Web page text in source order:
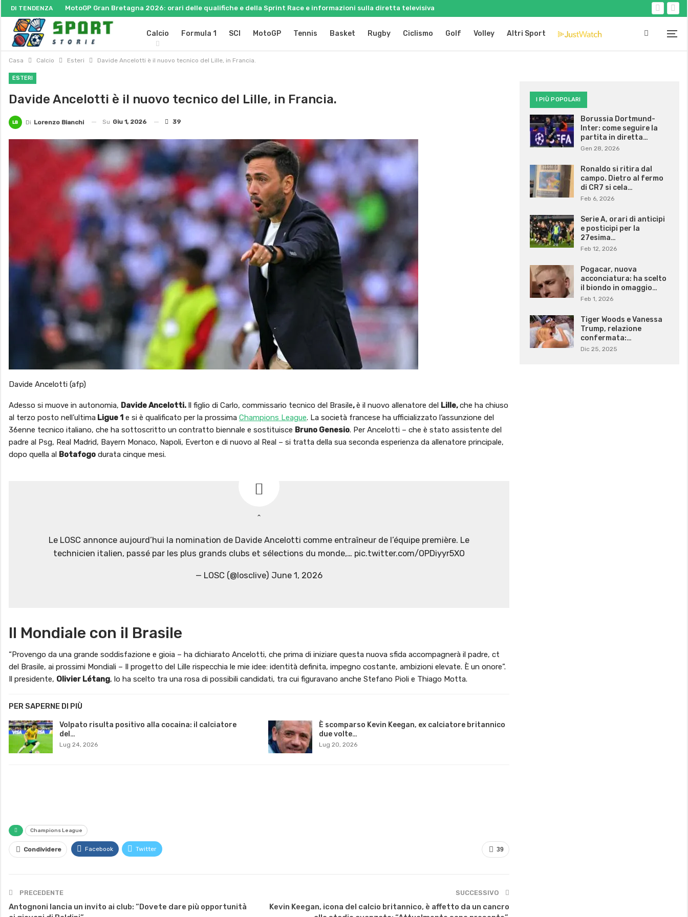
DI TENDENZA MotoGP Gran Bretagna 2026: orari delle qualifiche e della Sprint Race e informazioni sulla diretta televisiva
Calcio Formula 1 SCI MotoGP Tennis Basket Rugby Ciclismo Golf Volley Altri Sport
Casa Calcio Esteri Davide Ancelotti è il nuovo tecnico del Lille, in Francia.
ESTERI
Davide Ancelotti è il nuovo tecnico del Lille, in Francia.
Di Lorenzo Bianchi Su Giu 1, 2026 39
Davide Ancelotti (afp)
Adesso si muove in autonomia, Davide Ancelotti. Il figlio di Carlo, commissario tecnico del Brasile,è il nuovo allenatore del Lille,che ha chiuso
al terzo posto nell’ultima Ligue 1 e si è qualificato per la prossima Champions League. La società francese ha ufficializzato l’assunzione del
36enne tecnico italiano, che ha sottoscritto un contratto biennale e sostituisce Bruno Genesio. Per Ancelotti – che è stato assistente del
padre al Psg, Real Madrid, Bayern Monaco, Napoli, Everton e di nuovo al Real – si tratta della sua seconda esperienza da allenatore principale,
dopo quella al Botafogo durata cinque mesi.
Le LOSC annonce aujourd’hui la nomination de Davide Ancelotti comme entraîneur de l’équipe première. Le
technicien italien, passé par les plus grands clubs et sélections du monde,… pic.twitter.com/OPDiyyr5XO
— LOSC (@losclive) June 1, 2026
Il Mondiale con il Brasile
“Provengo da una grande soddisfazione e gioia – ha dichiarato Ancelotti, che prima di iniziare questa nuova sfida accompagnerà il padre, ct
del Brasile, ai prossimi Mondiali – Il progetto del Lille rispecchia le mie idee: identità definita, impegno costante, ambizioni elevate. È un onore”.
Il presidente, Olivier Létang, lo ha scelto tra una rosa di possibili candidati, tra cui figuravano anche Stefano Pioli e Thiago Motta.
PER SAPERNE DI PIÙ
Volpato risulta positivo alla cocaina: il calciatore
del…
Lug 24, 2026
È scomparso Kevin Keegan, ex calciatore britannico
due volte…
Lug 20, 2026
Champions League
39
Condividere Facebook Twitter
PRECEDENTE
Antognoni lancia un invito ai club: “Dovete dare più opportunità
SUCCESSIVO
Kevin Keegan, icona del calcio britannico, è affetto da un cancro
I PIÙ POPOLARI
Borussia Dortmund-
Inter: come seguire la
partita in diretta…
Gen 28, 2026
Ronaldo si ritira dal
campo. Dietro al fermo
di CR7 si cela…
Feb 6, 2026
Serie A, orari di anticipi
e posticipi per la
27esima…
Feb 12, 2026
Pogacar, nuova
acconciatura: ha scelto
il biondo in omaggio…
Feb 1, 2026
Tiger Woods e Vanessa
Trump, relazione
confermata:…
Dic 25, 2025